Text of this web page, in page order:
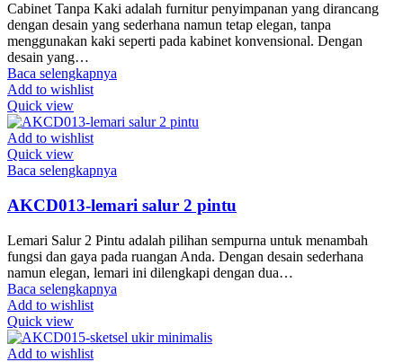
Cabinet Tanpa Kaki adalah furnitur penyimpanan yang dirancang
dengan desain yang sederhana namun tetap elegan, tanpa
menggunakan kaki seperti pada kabinet konvensional. Dengan
desain yang…
Baca selengkapnya
Add to wishlist
Quick view
Add to wishlist
Quick view
Baca selengkapnya
AKCD013-lemari salur 2 pintu
Lemari Salur 2 Pintu adalah pilihan sempurna untuk menambah
fungsi dan gaya pada ruangan Anda. Dengan desain sederhana
namun elegan, lemari ini dilengkapi dengan dua…
Baca selengkapnya
Add to wishlist
Quick view
Add to wishlist